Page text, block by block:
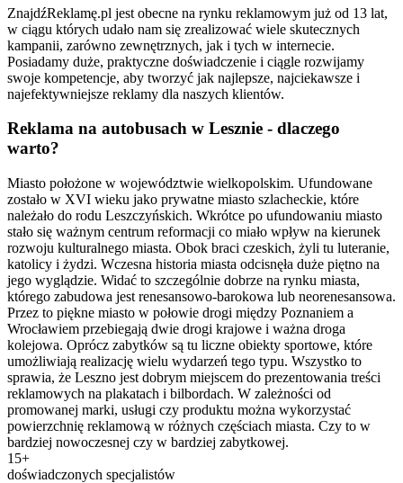
ZnajdźReklamę.pl jest obecne na rynku reklamowym już od 13 lat,
w ciągu których udało nam się zrealizować wiele skutecznych
kampanii, zarówno zewnętrznych, jak i tych w internecie.
Posiadamy duże, praktyczne doświadczenie i ciągle rozwijamy
swoje kompetencje, aby tworzyć jak najlepsze, najciekawsze i
najefektywniejsze reklamy dla naszych klientów.
Reklama na autobusach w Lesznie - dlaczego
warto?
Miasto położone w województwie wielkopolskim. Ufundowane
zostało w XVI wieku jako prywatne miasto szlacheckie, które
należało do rodu Leszczyńskich. Wkrótce po ufundowaniu miasto
stało się ważnym centrum reformacji co miało wpływ na kierunek
rozwoju kulturalnego miasta. Obok braci czeskich, żyli tu luteranie,
katolicy i żydzi. Wczesna historia miasta odcisnęła duże piętno na
jego wyglądzie. Widać to szczególnie dobrze na rynku miasta,
którego zabudowa jest renesansowo-barokowa lub neorenesansowa.
Przez to piękne miasto w połowie drogi między Poznaniem a
Wrocławiem przebiegają dwie drogi krajowe i ważna droga
kolejowa. Oprócz zabytków są tu liczne obiekty sportowe, które
umożliwiają realizację wielu wydarzeń tego typu. Wszystko to
sprawia, że Leszno jest dobrym miejscem do prezentowania treści
reklamowych na plakatach i bilbordach. W zależności od
promowanej marki, usługi czy produktu można wykorzystać
powierzchnię reklamową w różnych częściach miasta. Czy to w
bardziej nowoczesnej czy w bardziej zabytkowej.
15+
doświadczonych specjalistów